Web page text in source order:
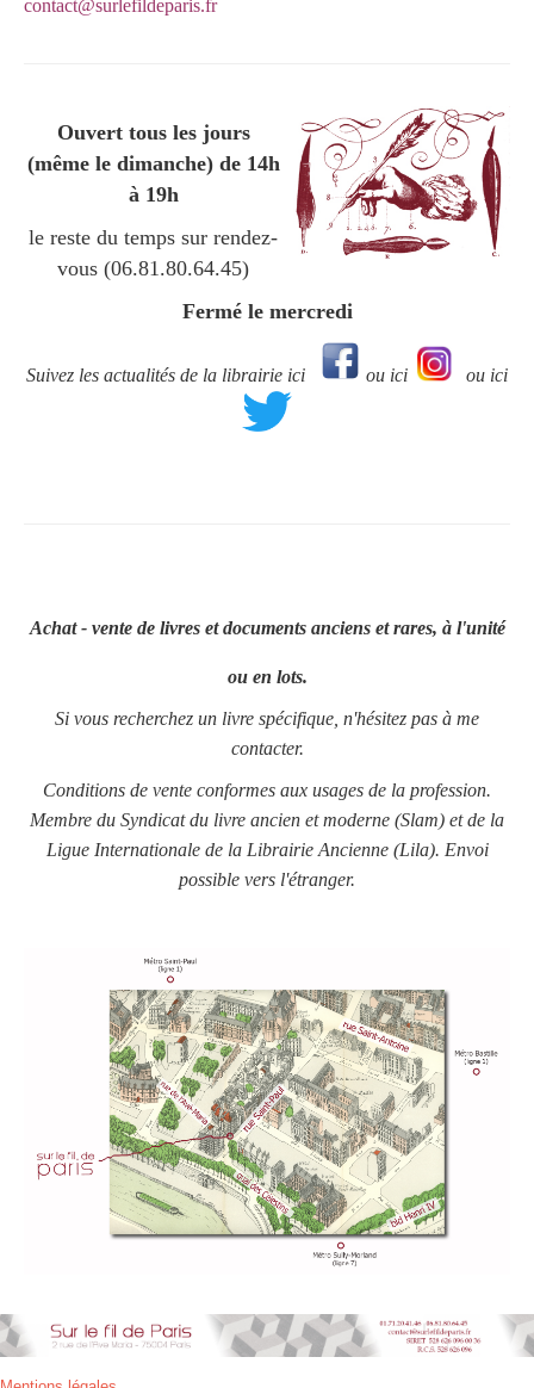
contact@surlefildeparis.fr
Ouvert tous les jours
(même le dimanche) de 14h
à 19h
le reste du temps sur rendez-
vous (06.81.80.64.45)
Fermé le mercredi
Suivez les actualités de la librairie ici ou ici ou ici
Achat - vente de livres et documents anciens et rares, à l'unité
ou en lots.
Si vous recherchez un livre spécifique, n'hésitez pas à me
contacter.
Conditions de vente conformes aux usages de la profession.
Membre du Syndicat du livre ancien et moderne (Slam) et de la
Ligue Internationale de la Librairie Ancienne (Lila). Envoi
possible vers l'étranger.